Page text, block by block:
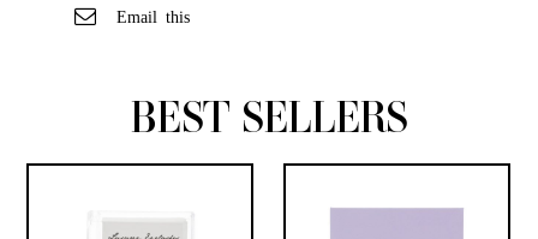
Email this
BEST SELLERS